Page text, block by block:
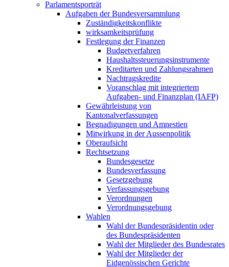
Parlamentsporträt
Aufgaben der Bundesversammlung
Zuständigkeitskonflikte
wirksamkeitsprüfung
Festlegung der Finanzen
Budgetverfahren
Haushaltssteuerungsinstrumente
Kreditarten und Zahlungsrahmen
Nachtragskredite
Voranschlag mit integriertem
Aufgaben- und Finanzplan (IAFP)
Gewährleistung von
Kantonalverfassungen
Begnadigungen und Amnestien
Mitwirkung in der Aussenpolitik
Oberaufsicht
Rechtsetzung
Bundesgesetze
Bundesverfassung
Gesetzgebung
Verfassungsgebung
Verordnungen
Verordnungsgebung
Wahlen
Wahl der Bundespräsidentin oder
des Bundespräsidenten
Wahl der Mitglieder des Bundesrates
Wahl der Mitglieder der
Eidgenössischen Gerichte